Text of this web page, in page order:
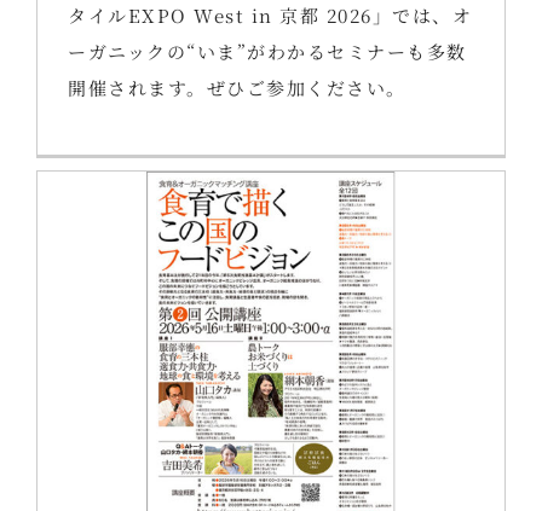
タイルEXPO West in 京都 2026」では、オ
ーガニックの“いま”がわかるセミナーも多数
開催されます。ぜひご参加ください。